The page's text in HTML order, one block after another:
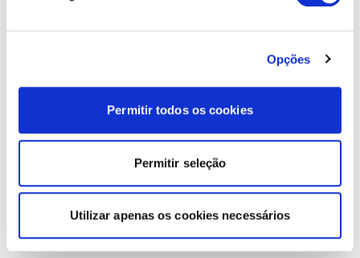
Opções
Permitir todos os cookies
Permitir seleção
Utilizar apenas os cookies necessários